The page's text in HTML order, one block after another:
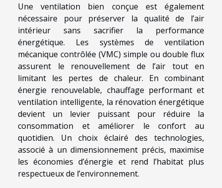
Une ventilation bien conçue est également
nécessaire pour préserver la qualité de l’air
intérieur sans sacrifier la performance
énergétique. Les systèmes de ventilation
mécanique contrôlée (VMC) simple ou double flux
assurent le renouvellement de l’air tout en
limitant les pertes de chaleur. En combinant
énergie renouvelable, chauffage performant et
ventilation intelligente, la rénovation énergétique
devient un levier puissant pour réduire la
consommation et améliorer le confort au
quotidien. Un choix éclairé des technologies,
associé à un dimensionnement précis, maximise
les économies d’énergie et rend l’habitat plus
respectueux de l’environnement.